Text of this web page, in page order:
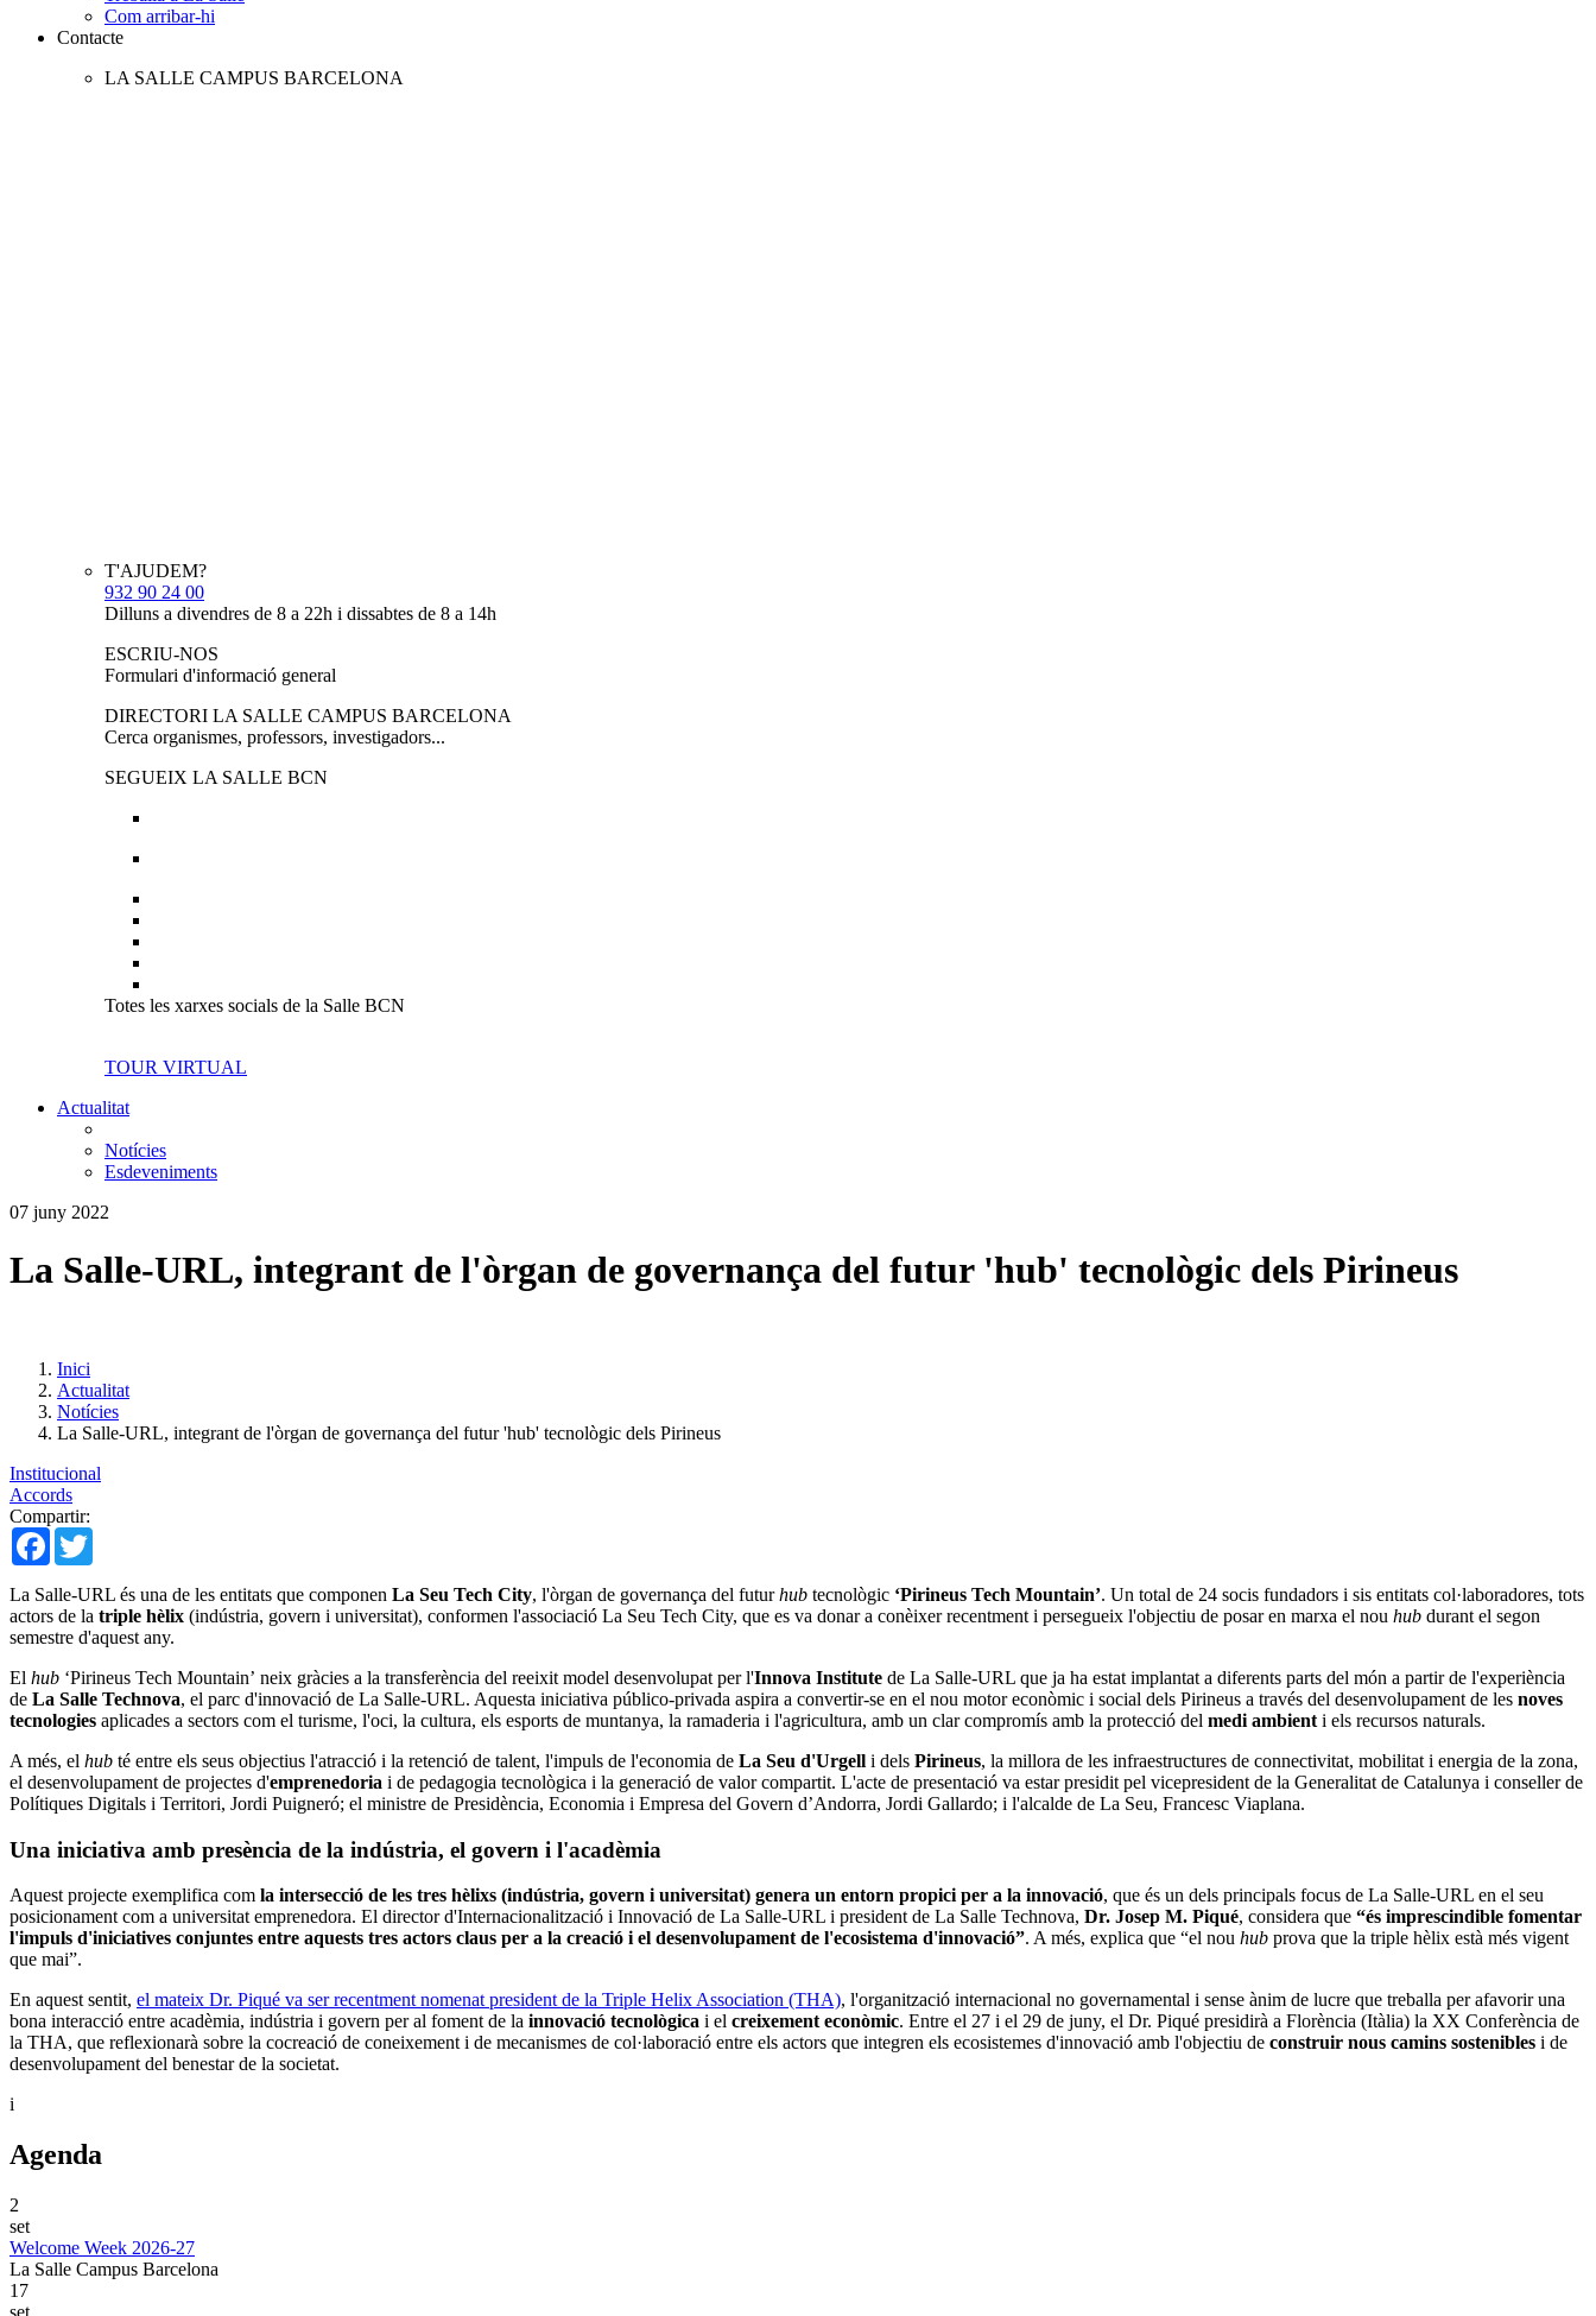
Com arribar-hi
Contacte
LA SALLE CAMPUS BARCELONA
T'AJUDEM?
932 90 24 00
Dilluns a divendres de 8 a 22h i dissabtes de 8 a 14h
ESCRIU-NOS
Formulari d'informació general
DIRECTORI LA SALLE CAMPUS BARCELONA
Cerca organismes, professors, investigadors...
SEGUEIX LA SALLE BCN
Totes les xarxes socials de la Salle BCN
TOUR VIRTUAL
Actualitat
Notícies
Esdeveniments
07 juny 2022
La Salle-URL, integrant de l'òrgan de governança del futur 'hub' tecnològic dels Pirineus
Inici
Actualitat
Notícies
La Salle-URL, integrant de l'òrgan de governança del futur 'hub' tecnològic dels Pirineus
Institucional
Accords
Compartir:
Facebook
La Salle-URL és una de les entitats que componen La Seu Tech City, l'òrgan de governança del futurhub tecnològic ‘Pirineus Tech Mountain’. Un total de 24 socis fundadors i sis entitats col·laboradores, tots
actors de la triple hèlix (indústria, govern i universitat), conformen l'associació La Seu Tech City, que es va donar a conèixer recentment i persegueix l'objectiu de posar en marxa el nou hub durant el segon
semestre d'aquest any.
El hub ‘Pirineus Tech Mountain’ neix gràcies a la transferència del reeixit model desenvolupat per l'Innova Institute de La Salle-URL que ja ha estat implantat a diferents parts del món a partir de l'experiència
de La Salle Technova, el parc d'innovació de La Salle-URL. Aquesta iniciativa público-privada aspira a convertir-se en el nou motor econòmic i social dels Pirineus a través del desenvolupament de les noves
tecnologies aplicades a sectors com el turisme, l'oci, la cultura, els esports de muntanya, la ramaderia i l'agricultura, amb un clar compromís amb la protecció del medi ambient i els recursos naturals.
A més, el hub té entre els seus objectius l'atracció i la retenció de talent, l'impuls de l'economia de La Seu d'Urgell i dels Pirineus, la millora de les infraestructures de connectivitat, mobilitat i energia de la zona,
el desenvolupament de projectes d'emprenedoria i de pedagogia tecnològica i la generació de valor compartit. L'acte de presentació va estar presidit pel vicepresident de la Generalitat de Catalunya i conseller de
Polítiques Digitals i Territori, Jordi Puigneró; el ministre de Presidència, Economia i Empresa del Govern d’Andorra, Jordi Gallardo; i l'alcalde de La Seu, Francesc Viaplana.
Una iniciativa amb presència de la indústria, el govern i l'acadèmia
Aquest projecte exemplifica com la intersecció de les tres hèlixs (indústria, govern i universitat) genera un entorn propici per a la innovació, que és un dels principals focus de La Salle-URL en el seu
posicionament com a universitat emprenedora. El director d'Internacionalització i Innovació de La Salle-URL i president de La Salle Technova, Dr. Josep M. Piqué, considera que “és imprescindible fomentar
l'impuls d'iniciatives conjuntes entre aquests tres actors claus per a la creació i el desenvolupament de l'ecosistema d'innovació”. A més, explica que “el nou hub prova que la triple hèlix està més vigent
que mai”.
En aquest sentit, el mateix Dr. Piqué va ser recentment nomenat president de la Triple Helix Association (THA), l'organització internacional no governamental i sense ànim de lucre que treballa per afavorir una
bona interacció entre acadèmia, indústria i govern per al foment de la innovació tecnològica i el creixement econòmic. Entre el 27 i el 29 de juny, el Dr. Piqué presidirà a Florència (Itàlia) la XX Conferència de
la THA, que reflexionarà sobre la cocreació de coneixement i de mecanismes de col·laboració entre els actors que integren els ecosistemes d'innovació amb l'objectiu de construir nous camins sostenibles i de
desenvolupament del benestar de la societat.
i
Agenda
2
set
Welcome Week 2026-27
La Salle Campus Barcelona
17